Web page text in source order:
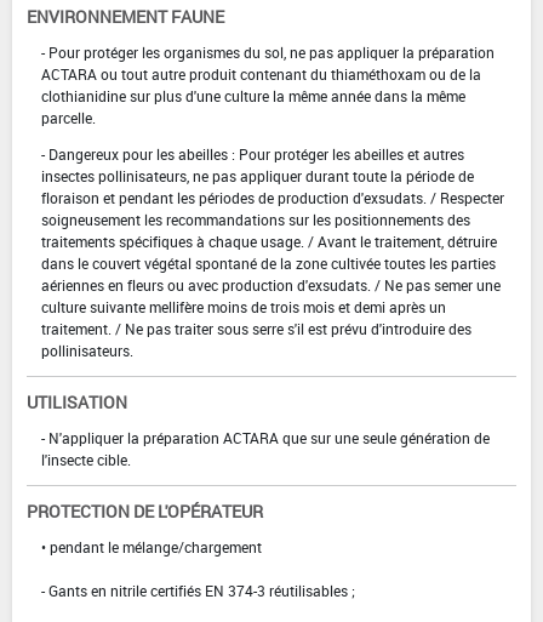
ENVIRONNEMENT FAUNE
- Pour protéger les organismes du sol, ne pas appliquer la préparation
ACTARA ou tout autre produit contenant du thiaméthoxam ou de la
clothianidine sur plus d'une culture la même année dans la même
parcelle.
- Dangereux pour les abeilles : Pour protéger les abeilles et autres
insectes pollinisateurs, ne pas appliquer durant toute la période de
floraison et pendant les périodes de production d'exsudats. / Respecter
soigneusement les recommandations sur les positionnements des
traitements spécifiques à chaque usage. / Avant le traitement, détruire
dans le couvert végétal spontané de la zone cultivée toutes les parties
aériennes en fleurs ou avec production d'exsudats. / Ne pas semer une
culture suivante mellifère moins de trois mois et demi après un
traitement. / Ne pas traiter sous serre s'il est prévu d'introduire des
pollinisateurs.
UTILISATION
- N'appliquer la préparation ACTARA que sur une seule génération de
l'insecte cible.
PROTECTION DE L'OPÉRATEUR
• pendant le mélange/chargement
- Gants en nitrile certifiés EN 374-3 réutilisables ;